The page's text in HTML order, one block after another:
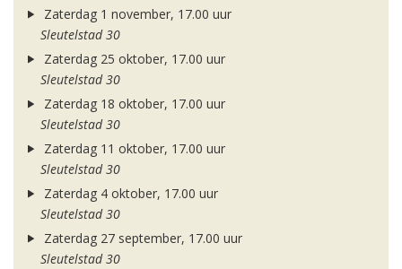
Zaterdag 1 november, 17.00 uur
Sleutelstad 30
Zaterdag 25 oktober, 17.00 uur
Sleutelstad 30
Zaterdag 18 oktober, 17.00 uur
Sleutelstad 30
Zaterdag 11 oktober, 17.00 uur
Sleutelstad 30
Zaterdag 4 oktober, 17.00 uur
Sleutelstad 30
Zaterdag 27 september, 17.00 uur
Sleutelstad 30